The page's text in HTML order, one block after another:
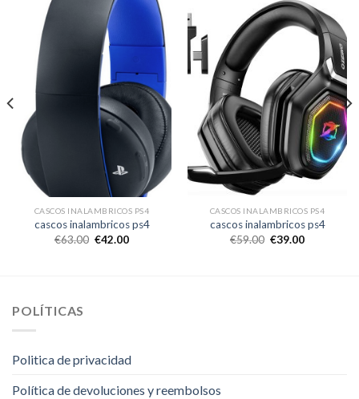
CASCOS INALAMBRICOS PS4
cascos inalambricos ps4
€63.00 €42.00
CASCOS INALAMBRICOS PS4
cascos inalambricos ps4
€59.00 €39.00
POLÍTICAS
Politica de privacidad
Política de devoluciones y reembolsos